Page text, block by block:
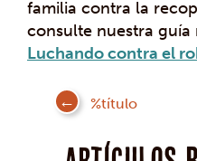
familia contra la
consulte nuestra guía
Luchando contra el
Mensaje
navegación
%título